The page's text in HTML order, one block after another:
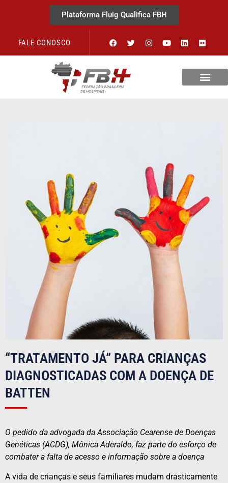
Plataforma Fluig Qualifica FBH
FALE CONOSCO
“TRATAMENTO JÁ” PARA CRIANÇAS
DIAGNOSTICADAS COM A DOENÇA DE
BATTEN
O pedido da advogada da Associação Cearense de Doenças
Genéticas (ACDG), Mônica Aderaldo, faz parte do esforço de
combater a falta de acesso e informação sobre a doença
A vida de crianças e seus familiares mudam drasticamente